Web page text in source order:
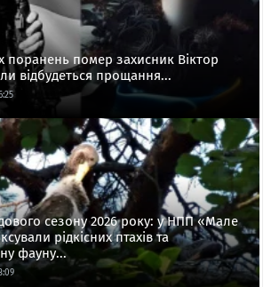
поранень помер захисник Віктор
відбудеться прощання...
сезону 2026 року: у НПП «Мале
рідкісних птахів та
фауну...